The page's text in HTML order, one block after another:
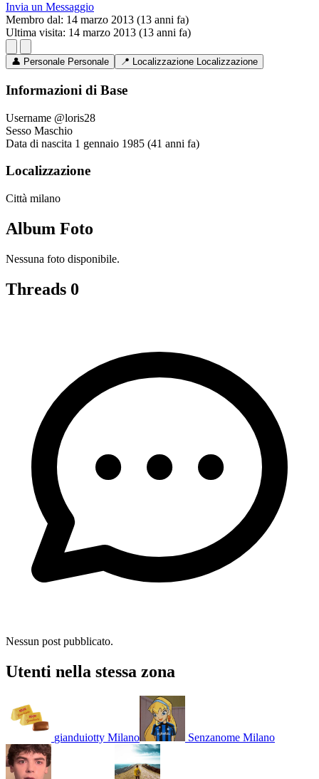
Invia un Messaggio
Membro dal: 14 marzo 2013 (13 anni fa)
Ultima visita: 14 marzo 2013 (13 anni fa)
👤 Personale Personale 📍 Localizzazione Localizzazione
Informazioni di Base
Username @loris28
Sesso Maschio
Data di nascita 1 gennaio 1985 (41 anni fa)
Localizzazione
Città milano
Album Foto
Nessuna foto disponibile.
Threads 0
Nessun post pubblicato.
Utenti nella stessa zona
gianduiotty Milano Senzanome Milano